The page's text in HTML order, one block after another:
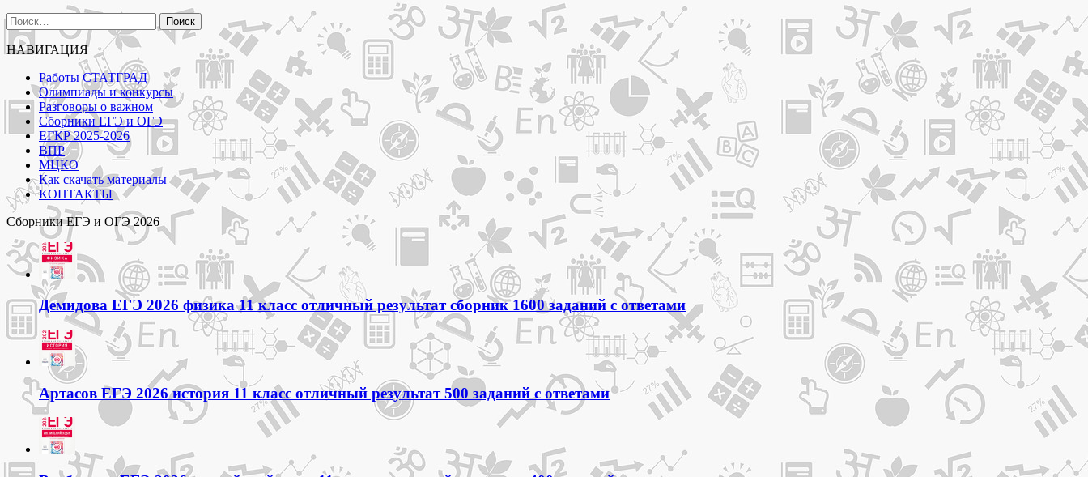
Найти:
НАВИГАЦИЯ
Работы СТАТГРАД
Олимпиады и конкурсы
Разговоры о важном
Сборники ЕГЭ и ОГЭ
ЕГКР 2025-2026
ВПР
МЦКО
Как скачать материалы
КОНТАКТЫ
Сборники ЕГЭ и ОГЭ 2026
Демидова ЕГЭ 2026 физика 11 класс отличный результат сборник 1600 заданий с ответами
Артасов ЕГЭ 2026 история 11 класс отличный результат 500 заданий с ответами